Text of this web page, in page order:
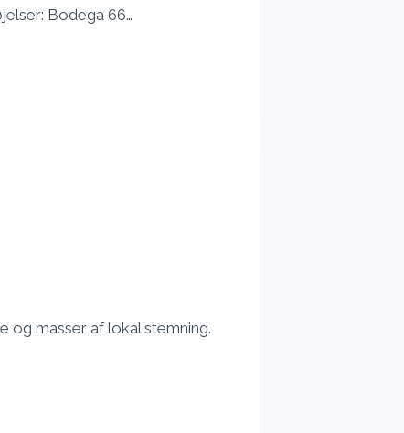
Bodega 66…
og masser af lokal stemning.